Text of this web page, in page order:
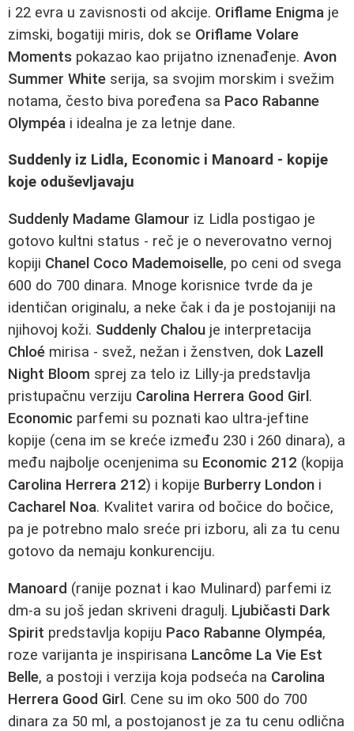
i 22 evra u zavisnosti od akcije. Oriflame Enigma je
zimski, bogatiji miris, dok se Oriflame Volare
Moments pokazao kao prijatno iznenađenje. Avon
Summer White serija, sa svojim morskim i svežim
notama, često biva poređena sa Paco Rabanne
Olympéa i idealna je za letnje dane.
Suddenly iz Lidla, Economic i Manoard - kopije
koje oduševljavaju
Suddenly Madame Glamour iz Lidla postigao je
gotovo kultni status - reč je o neverovatno vernoj
kopiji Chanel Coco Mademoiselle, po ceni od svega
600 do 700 dinara. Mnoge korisnice tvrde da je
identičan originalu, a neke čak i da je postojaniji na
njihovoj koži. Suddenly Chalou je interpretacija
Chloé mirisa - svež, nežan i ženstven, dok Lazell
Night Bloom sprej za telo iz Lilly-ja predstavlja
pristupačnu verziju Carolina Herrera Good Girl .
Economic parfemi su poznati kao ultra-jeftine
kopije (cena im se kreće između 230 i 260 dinara), a
među najbolje ocenjenima su Economic 212 (kopija
Carolina Herrera 212) i kopije Burberry London i
Cacharel Noa. Kvalitet varira od bočice do bočice,
pa je potrebno malo sreće pri izboru, ali za tu cenu
gotovo da nemaju konkurenciju.
Manoard (ranije poznat i kao Mulinard) parfemi iz
dm-a su još jedan skriveni dragulj. Ljubičasti Dark
Spirit predstavlja kopiju Paco Rabanne Olympéa,
roze varijanta je inspirisana Lancôme La Vie Est
Belle, a postoji i verzija koja podseća na Carolina
Herrera Good Girl . Cene su im oko 500 do 700
dinara za 50 ml, a postojanost je za tu cenu odlična